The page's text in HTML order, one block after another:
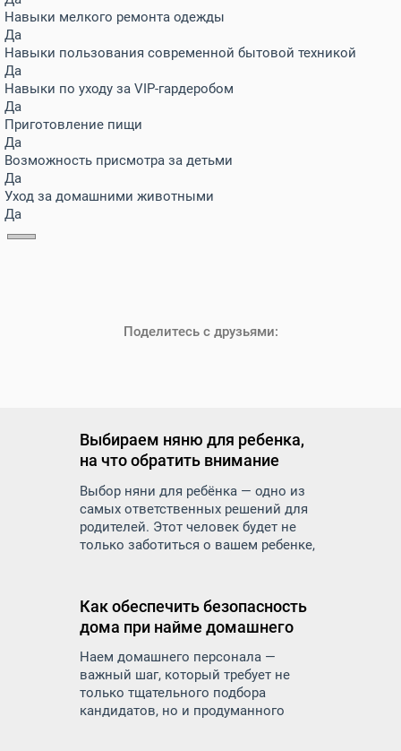
Навыки мелкого ремонта одежды
Да
Навыки пользования современной бытовой техникой
Да
Навыки по уходу за VIP-гардеробом
Да
Приготовление пищи
Да
Возможность присмотра за детьми
Да
Уход за домашними животными
Да
Поделитесь с друзьями:
Выбираем няню для ребенка,
на что обратить внимание
Выбор няни для ребёнка — одно из
самых ответственных решений для
родителей. Этот человек будет не
только заботиться о вашем ребенке,
эмоциональное состояние. Как же
правильно подойти к подбору няни и
на что обратить внимание, чтобы
найти надежного и
квалифицированного специалиста.
Как обеспечить безопасность
дома при найме домашнего
персонала
Наем домашнего персонала —
важный шаг, который требует не
только тщательного подбора
кандидатов, но и продуманного